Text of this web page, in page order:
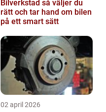
Bilverkstad så väljer du
rätt och tar hand om bilen
på ett smart sätt
02 april 2026